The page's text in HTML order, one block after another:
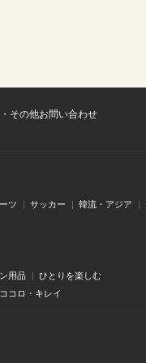
その他お問い合わせ
ツ サッカー 韓流・アジア
用品
ひとりを楽しむ
コロ・キレイ